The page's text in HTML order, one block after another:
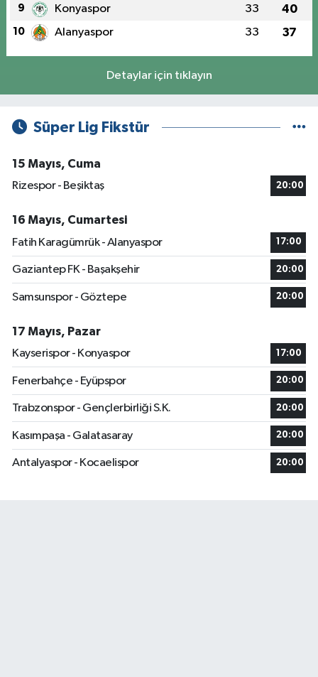
9 Konyaspor 33 40
10 Alanyaspor 33 37
Detaylar için tıklayın
Süper Lig Fikstür
15 Mayıs, Cuma
Rizespor - Beşiktaş
20:00
16 Mayıs, Cumartesi
Fatih Karagümrük - Alanyaspor
17:00
Gaziantep FK - Başakşehir 20:00
Samsunspor - Göztepe 20:00
17 Mayıs, Pazar
Kayserispor - Konyaspor
17:00
Fenerbahçe - Eyüpspor 20:00
Trabzonspor - Gençlerbirliği S.K. 20:00
Kasımpaşa - Galatasaray 20:00
Antalyaspor - Kocaelispor 20:00